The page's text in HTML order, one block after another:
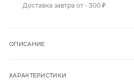
Доставка завтра от - 300 ₽
ОПИСАНИЕ
ХАРАКТЕРИСТИКИ